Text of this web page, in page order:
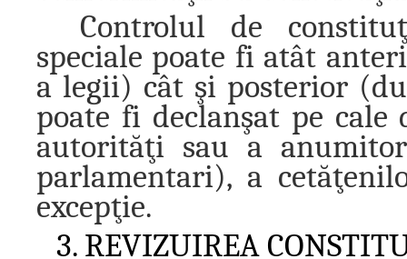
Controlul de
speciale poate fi atât
a legii) cât şi posterior
poate fi declanşat pe cale
autorităţi sau a
parlamentari), a
excepţie.
3. REVIZUIREA